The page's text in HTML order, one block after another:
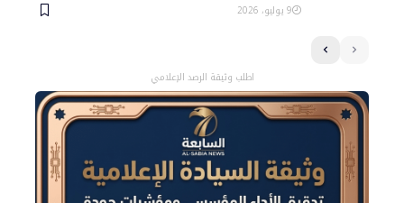
9 يوليو، 2026
اطلب وثيقة الرصد الإعلامي